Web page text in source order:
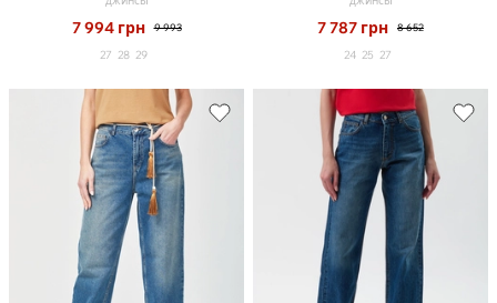
7 994 грн 9 993
27 28 29
7 787 грн 8 652
24 25 27